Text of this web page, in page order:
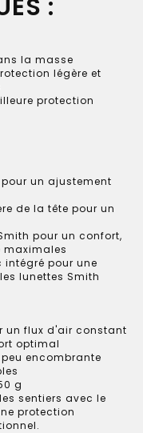
:
la masse
légère et
protection
un ajustement
de la tête pour un
pour un confort,
maximales
intégré pour une
lunettes Smith
un flux d'air constant
optimal
encombrante
g
sentiers avec le
protection